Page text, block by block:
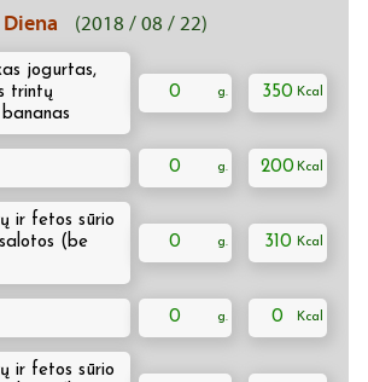
(2018 / 08 / 22)
jogurtas,
trintų
0 350
0 200
ir fetos sūrio
(be
0 310
0 0
ir fetos sūrio